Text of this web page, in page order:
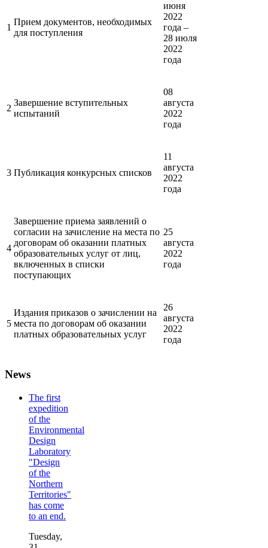
1
Прием документов, необходимых
для поступления
июня
2022
года –
28 июля
2022
года
2
Завершение вступительных
испытаний
08
августа
2022
года
3 Публикация конкурсных списков
11
августа
2022
года
4
Завершение приема заявлений о
согласии на зачисление на места по
договорам об оказании платных
образовательных услуг от лиц,
включенных в списки
поступающих
25
августа
2022
года
5
Издания приказов о зачислении на
места по договорам об оказании
платных образовательных услуг
26
августа
2022
года
News
The first
expedition
of the
Environmental
Design
Laboratory
"Design
of the
Northern
Territories"
has come
to an end.
Tuesday,